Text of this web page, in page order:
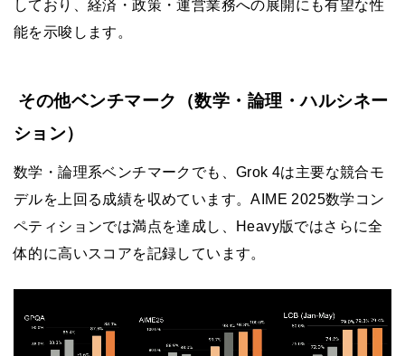
しており、経済・政策・運営業務への展開にも有望な性
能を示唆します。
その他ベンチマーク（数学・論理・ハルシネー
ション）
数学・論理系ベンチマークでも、Grok 4は主要な競合モ
デルを上回る成績を収めています。AIME 2025数学コン
ペティションでは満点を達成し、Heavy版ではさらに全
体的に高いスコアを記録しています。